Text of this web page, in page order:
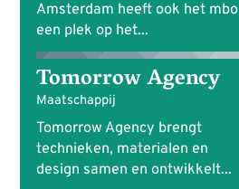
Amsterdam heeft ook het mbo
een plek op het...
Tomorrow Agency
Maatschappij
Tomorrow Agency brengt
technieken, materialen en
design samen en ontwikkelt...